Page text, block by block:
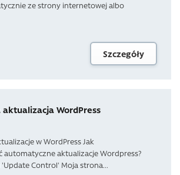
ze strony internetowej albo
Szczegóły
WordPress
w WordPress Jak
automatyczne aktualizacje Wordpress?
Control' Moja strona...